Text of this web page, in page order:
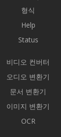
형식
Help
Status
비디오 컨버터
오디오 변환기
문서 변환기
이미지 변환기
OCR